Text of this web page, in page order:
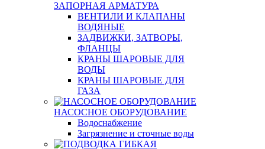
ЗАПОРНАЯ АРМАТУРА
ВЕНТИЛИ И КЛАПАНЫ
ВОДЯНЫЕ
ЗАДВИЖКИ, ЗАТВОРЫ,
ФЛАНЦЫ
КРАНЫ ШАРОВЫЕ ДЛЯ
ВОДЫ
КРАНЫ ШАРОВЫЕ ДЛЯ
ГАЗА
НАСОСНОЕ ОБОРУДОВАНИЕ
Водоснабжение
Загрязнение и сточные воды